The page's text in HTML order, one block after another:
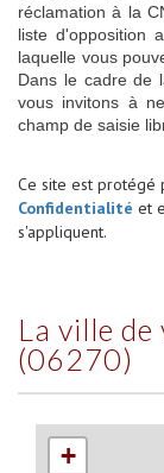
réclamation à la
liste d'opposition
laquelle vous
Dans le cadre de
vous invitons à
champ de saisie
Ce site est protégé
Confidentialité et
s'appliquent.
la ville de villeneuve-loubet
(06270)
+